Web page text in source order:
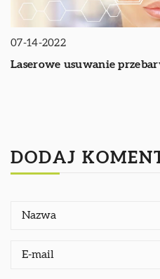
07-14-2022
Laserowe usuwanie
DODAJ